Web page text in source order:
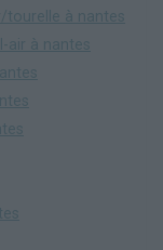
à nantes
air à nantes